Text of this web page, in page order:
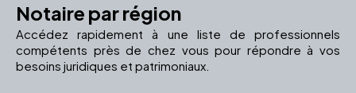
Notaire par région
Accédez rapidement à une liste de professionnels
compétents près de chez vous pour répondre à vos
besoins juridiques et patrimoniaux.